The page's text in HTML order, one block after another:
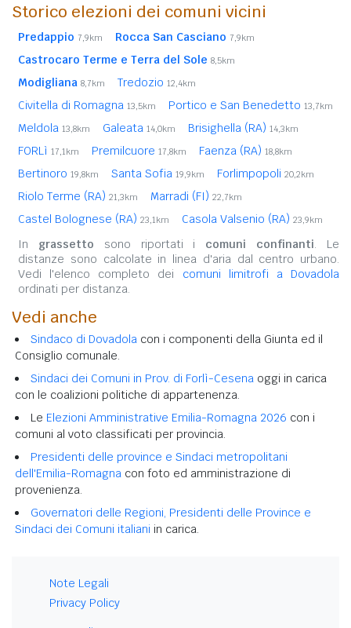
Storico elezioni dei comuni vicini
Predappio 7,9km Rocca San Casciano 7,9km
Castrocaro Terme e Terra del Sole 8,5km
Modigliana 8,7km Tredozio 12,4km
Civitella di Romagna 13,5km Portico e San Benedetto 13,7km
Meldola 13,8km Galeata 14,0km Brisighella (RA) 14,3km
FORLì 17,1km Premilcuore 17,8km Faenza (RA) 18,8km
Bertinoro 19,8km Santa Sofia 19,9km Forlimpopoli 20,2km
Riolo Terme (RA) 21,3km Marradi (FI) 22,7km
Castel Bolognese (RA) 23,1km Casola Valsenio (RA) 23,9km
In grassetto sono riportati i comuni confinanti. Le
distanze sono calcolate in linea d'aria dal centro urbano.
Vedi l'elenco completo dei comuni limitrofi a Dovadola
ordinati per distanza.
Vedi anche
Sindaco di Dovadola con i componenti della Giunta ed il
Consiglio comunale.
Sindaci dei Comuni in Prov. di Forlì-Cesena oggi in carica
con le coalizioni politiche di appartenenza.
Le Elezioni Amministrative Emilia-Romagna 2026 con i
comuni al voto classificati per provincia.
Presidenti delle province e Sindaci metropolitani
dell'Emilia-Romagna con foto ed amministrazione di
provenienza.
Governatori delle Regioni, Presidenti delle Province e
Sindaci dei Comuni italiani in carica.
Note Legali
Privacy Policy